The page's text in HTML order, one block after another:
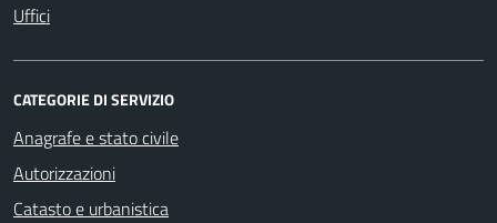
Uffici
CATEGORIE DI SERVIZIO
Anagrafe e stato civile
Autorizzazioni
Catasto e urbanistica